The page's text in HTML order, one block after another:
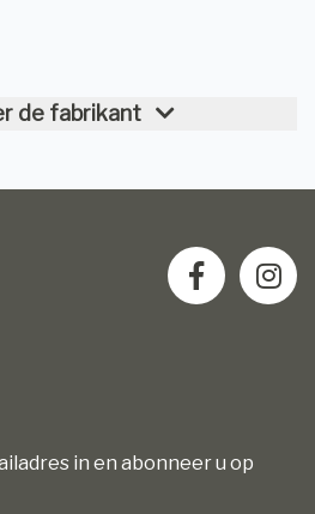
de fabrikant
in en abonneer u op